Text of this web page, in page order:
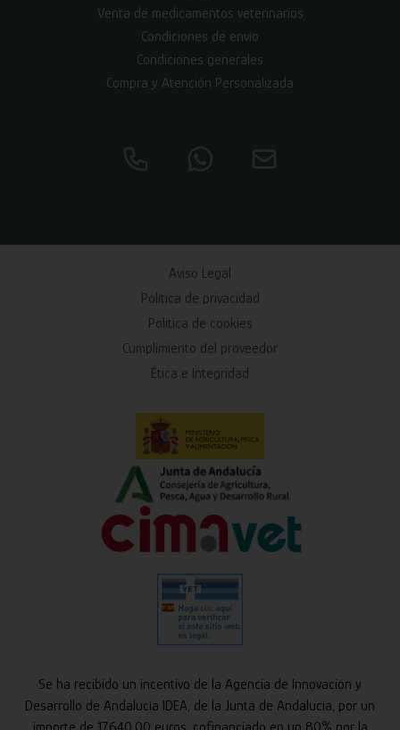
Venta de medicamentos veterinarios
Condiciones de envío
Condiciones generales
Compra y Atención Personalizada
Aviso Legal
Política de privacidad
Política de cookies
Cumplimiento del proveedor
Ética e Integridad
Se ha recibido un incentivo de la Agencia de Innovación y
Desarrollo de Andalucía IDEA, de la Junta de Andalucía, por un